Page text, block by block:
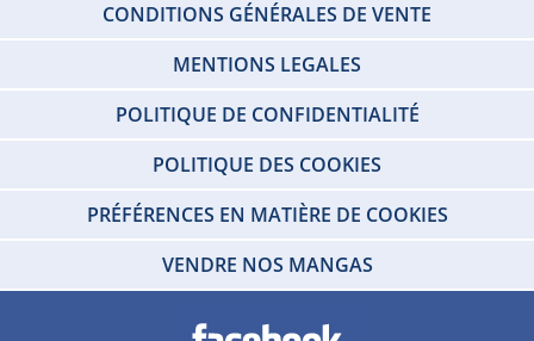
CONDITIONS GÉNÉRALES DE VENTE
MENTIONS LEGALES
POLITIQUE DE CONFIDENTIALITÉ
POLITIQUE DES COOKIES
PRÉFÉRENCES EN MATIÈRE DE COOKIES
VENDRE NOS MANGAS